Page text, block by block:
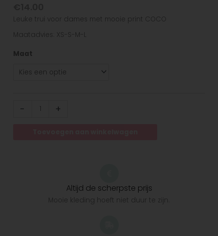
Leuke trui voor dames met mooie print COCO
Maatadvies: XS-S-M-L
Maat
- +
Altijd de scherpste prijs
Mooie kleding hoeft niet duur te zijn.